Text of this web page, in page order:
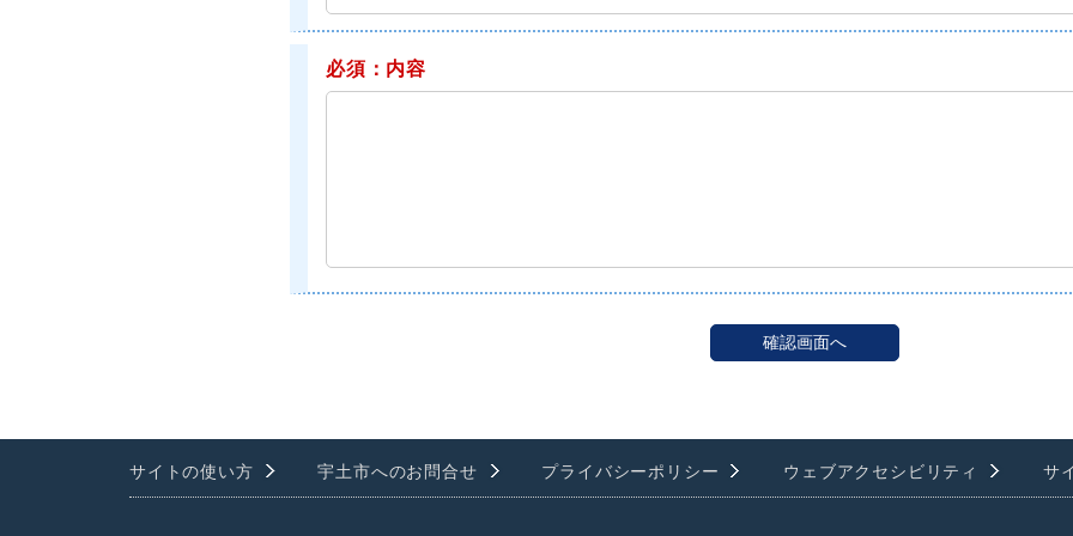
必須：内容
サイトの使い方 宇土市へのお問合せ プライバシーポリシー ウェブアクセシビリティ サ